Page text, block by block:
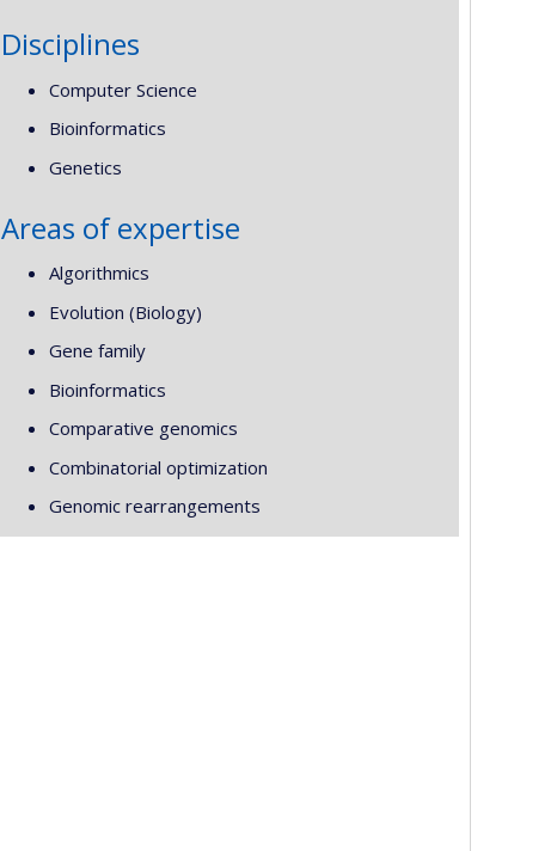
Disciplines
Computer Science
Bioinformatics
Genetics
Areas of expertise
Algorithmics
Evolution (Biology)
Gene family
Bioinformatics
Comparative genomics
Combinatorial optimization
Genomic rearrangements